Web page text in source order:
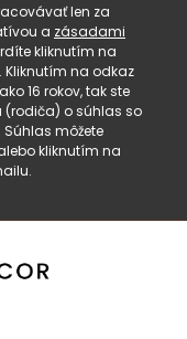
len za
a zásadami
kliknutím na
Kliknutím na odkaz
16 rokov, tak ste
o súhlas so
môžete
kliknutím na